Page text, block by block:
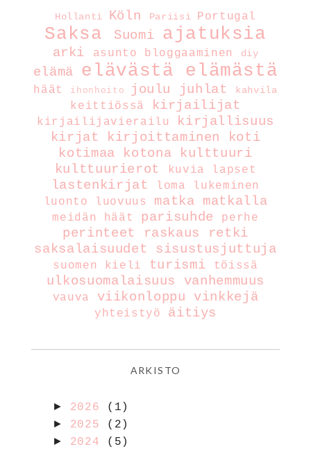
Hollanti Köln Pariisi Portugal
Saksa Suomi ajatuksia
arki asunto bloggaaminen diy
elämä elävästä elämästä
häät ihonhoito joulu juhlat kahvila
keittiössä kirjailijat
kirjailijavierailu
kirjallisuus
kirjat
kirjoittaminen
koti
kotimaa
kotona
kulttuuri
kulttuurierot
kuvia lapset
lastenkirjat loma
lukeminen
luonto
luovuus matka matkalla
meidän häät parisuhde perhe
perinteet raskaus
retki
saksalaisuudet
sisustusjuttuja
suomen kieli turismi töissä
ulkosuomalaisuus vanhemmuus
vauva viikonloppu vinkkejä
yhteistyö äitiys
ARKISTO
► 2026 (1)
► 2025 (2)
► 2024 (5)